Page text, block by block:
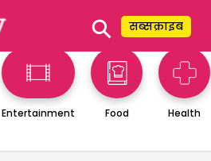
⚲ सब्सक्राइब
Entertainment Food Health